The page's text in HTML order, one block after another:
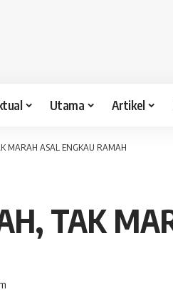
Utama Artikel
MARAH ASAL ENGKAU RAMAH
TAK